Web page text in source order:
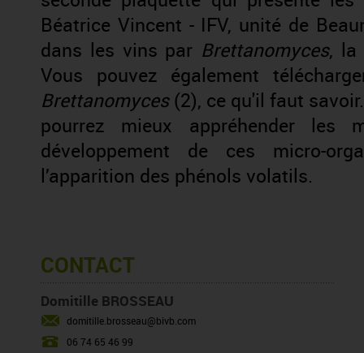
Béatrice Vincent - IFV, unité de
dans les vins par Brettanomyces, la
Vous pouvez également
Brettanomyces(2), ce qu'il faut savoir.
pourrez mieux appréhender les
développement de ces micro-
l’apparition des phénols volatils.
CONTACT
Domitille BROSSEAU
domitille.brosseau@bivb.com
06 74 65 46 99